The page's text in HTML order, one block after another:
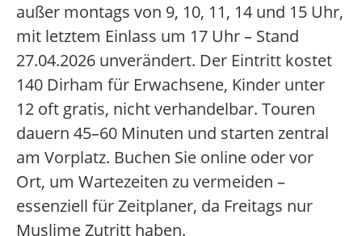
außer montags von 9, 10, 11, 14 und 15 Uhr,
mit letztem Einlass um 17 Uhr – Stand
27.04.2026 unverändert. Der Eintritt kostet
140 Dirham für Erwachsene, Kinder unter
12 oft gratis, nicht verhandelbar. Touren
dauern 45–60 Minuten und starten zentral
am Vorplatz. Buchen Sie online oder vor
Ort, um Wartezeiten zu vermeiden –
essenziell für Zeitplaner, da Freitags nur
Muslime Zutritt haben.